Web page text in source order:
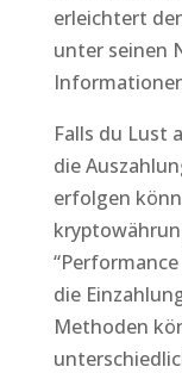
erleichtert
unter seinen
Falls du Lust
die
erfolgen
die
Methoden